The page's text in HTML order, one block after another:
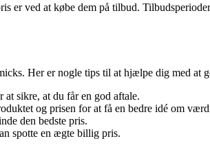
er ved at købe dem på tilbud.
Her er nogle tips til at hjælpe dig med at
sikre, at du får en god aftale.
og prisen for at få en bedre idé om
den bedste pris.
spotte en ægte billig pris.